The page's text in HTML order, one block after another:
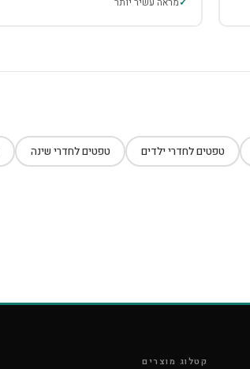
טפטים לחדרי ילדים טפטים לחדרי שינה
קטלוג מוצרים